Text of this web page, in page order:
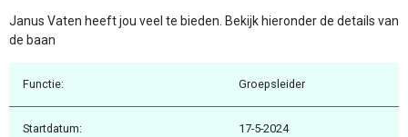
Janus Vaten heeft jou veel te bieden. Bekijk hieronder de details van
de baan
Functie: Groepsleider
Startdatum: 17-5-2024